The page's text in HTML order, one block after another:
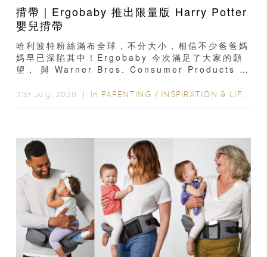
揹帶｜Ergobaby 推出限量版 Harry Potter
嬰兒揹帶
哈利波特粉絲滿布全球，不分大小，相信不少爸爸媽
媽早已深陷其中！Ergobaby 今次滿足了大家的願
望， 與 Warner Bros. Consumer Products 首
31st July, 2020 ｜ In PARENTING / INSPIRATION & LIFESTYLE